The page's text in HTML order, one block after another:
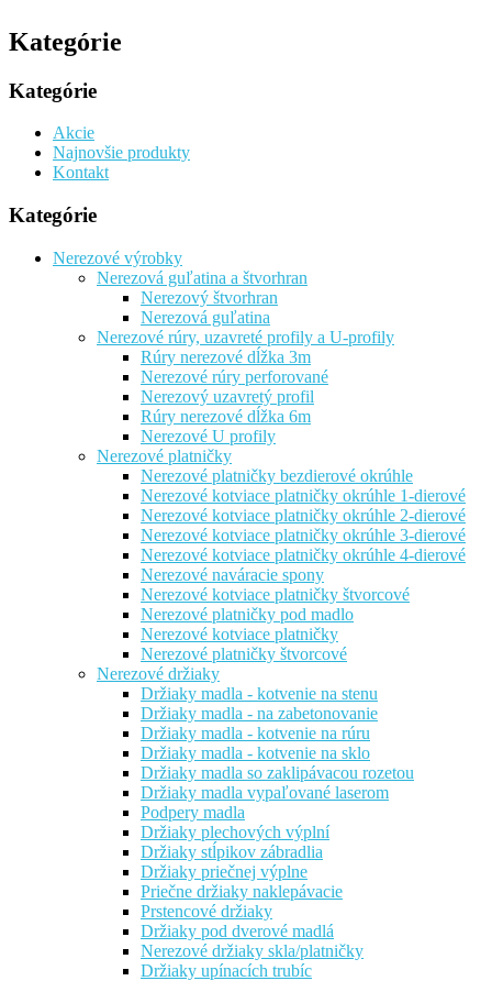
Kategórie
Kategórie
Akcie
Najnovšie produkty
Kontakt
Kategórie
Nerezové výrobky
Nerezová guľatina a štvorhran
Nerezový štvorhran
Nerezová guľatina
Nerezové rúry, uzavreté profily a U-profily
Rúry nerezové dĺžka 3m
Nerezové rúry perforované
Nerezový uzavretý profil
Rúry nerezové dĺžka 6m
Nerezové U profily
Nerezové platničky
Nerezové platničky bezdierové okrúhle
Nerezové kotviace platničky okrúhle 1-dierové
Nerezové kotviace platničky okrúhle 2-dierové
Nerezové kotviace platničky okrúhle 3-dierové
Nerezové kotviace platničky okrúhle 4-dierové
Nerezové naváracie spony
Nerezové kotviace platničky štvorcové
Nerezové platničky pod madlo
Nerezové kotviace platničky
Nerezové platničky štvorcové
Nerezové držiaky
Držiaky madla - kotvenie na stenu
Držiaky madla - na zabetonovanie
Držiaky madla - kotvenie na rúru
Držiaky madla - kotvenie na sklo
Držiaky madla so zaklipávacou rozetou
Držiaky madla vypaľované laserom
Podpery madla
Držiaky plechových výplní
Držiaky stĺpikov zábradlia
Držiaky priečnej výplne
Priečne držiaky naklepávacie
Prstencové držiaky
Držiaky pod dverové madlá
Nerezové držiaky skla/platničky
Držiaky upínacích trubíc